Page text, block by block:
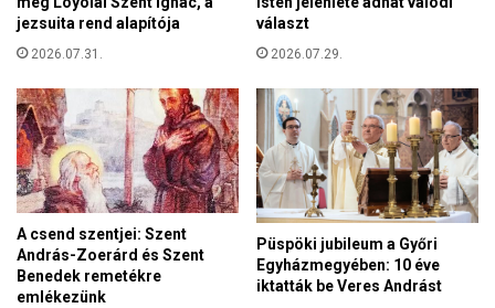
e
á
l
í
t
o
t
t
i
n
jezsuita rend alapítója
2026.07.31.
választ
2026.07.29.
A csend szentjei: Szent
András-Zoerárd és Szent
Benedek remetékre
emlékezünk
Püspöki jubileum a Győri
Egyházmegyében: 10 éve
iktatták be Veres Andrást